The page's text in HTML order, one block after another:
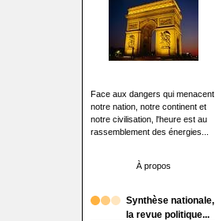
Face aux dangers qui menacent
notre nation, notre continent et
notre civilisation, l'heure est au
rassemblement des énergies...
À propos
Synthèse nationale,
la revue politique...